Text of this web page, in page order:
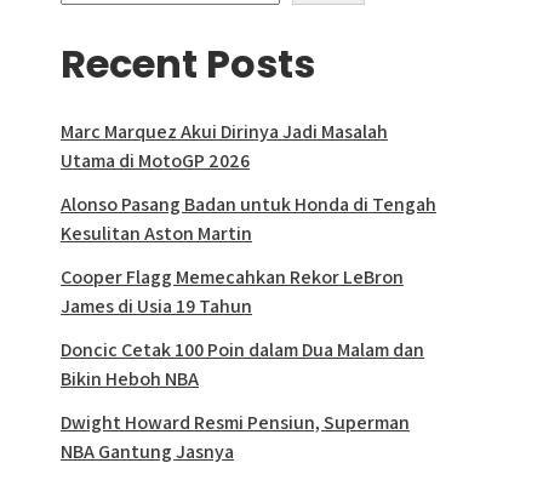
Recent Posts
Marc Marquez Akui Dirinya Jadi Masalah
Utama di MotoGP 2026
Alonso Pasang Badan untuk Honda di Tengah
Kesulitan Aston Martin
Cooper Flagg Memecahkan Rekor LeBron
James di Usia 19 Tahun
Doncic Cetak 100 Poin dalam Dua Malam dan
Bikin Heboh NBA
Dwight Howard Resmi Pensiun, Superman
NBA Gantung Jasnya